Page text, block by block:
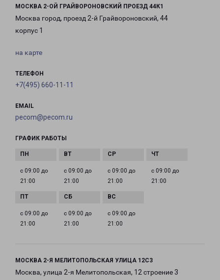
МОСКВА 2-ОЙ ГРАЙВОРОНОВСКИЙ ПРОЕЗД 44К1
Москва город, проезд 2-й Грайвороновский, 44
корпус 1
на карте
ТЕЛЕФОН
+7(495) 660-11-11
EMAIL
pecom@pecom.ru
ГРАФИК РАБОТЫ
с 09:00 до
21:00
с 09:00 до
21:00
с 09:00 до
21:00
с 09:00 до
21:00
с 09:00 до
21:00
с 09:00 до
21:00
с 09:00 до
21:00
МОСКВА 2-Я МЕЛИТОПОЛЬСКАЯ УЛИЦА 12С3
Москва, улица 2-я Мелитопольская, 12 строение 3